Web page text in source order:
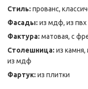
Стиль: прованс,
Фасады: из мдф, из пвх
Фактура: матовая, с
Столешница: из камня,
из мдф
Фартук: из плитки